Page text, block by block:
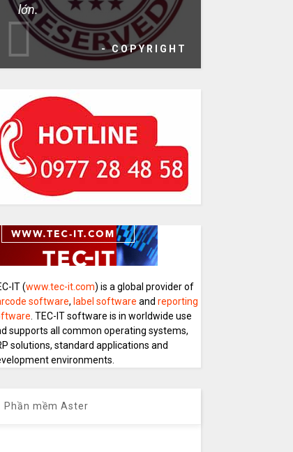
lớn.
- COPYRIGHT
IT (www.tec-it.com) is a global provider of
software, label software and reporting
. TEC-IT software is in worldwide use
supports all common operating systems,
solutions, standard applications and
environments.
Phần mềm Aster